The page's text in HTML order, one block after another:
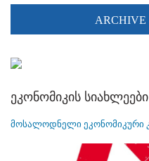
ARCHIVE
ეკონომიკის სიახლეები
მოსალოდნელი ეკონომიკური